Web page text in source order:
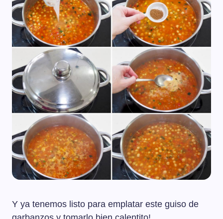
Y ya tenemos listo para emplatar este guiso de